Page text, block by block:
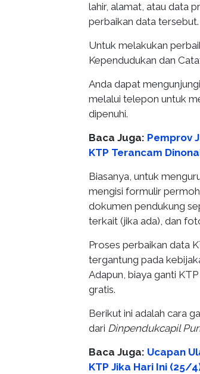
lahir, alamat, atau data
perbaikan data tersebut.
Untuk melakukan
Kependudukan dan
Anda dapat
melalui telepon untuk
dipenuhi.
Baca Juga: Pemprov
KTP Terancam
Biasanya, untuk
mengisi formulir
dokumen pendukung
terkait (jika ada), dan
Proses perbaikan data
tergantung pada
Adapun, biaya ganti
gratis.
Berikut ini adalah cara
dari Dinpendukcapil
Baca Juga: Ucapan
KTP Jika Hari Ini (25/